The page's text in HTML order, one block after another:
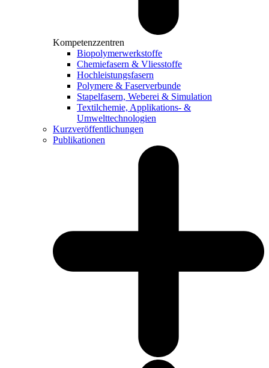
Kompetenzzentren
Biopolymerwerkstoffe
Chemiefasern & Vliesstoffe
Hochleistungsfasern
Polymere & Faserverbunde
Stapelfasern, Weberei & Simulation
Textilchemie, Applikations- &
Umwelttechnologien
Kurzveröffentlichungen
Publikationen